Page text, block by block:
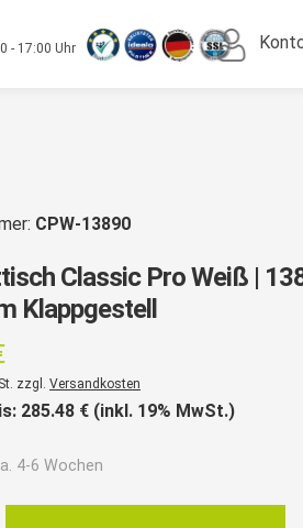
- 17:00 Uhr
CPW-13890
Classic Pro Weiß |
Klappgestell
zzgl. Versandkosten
285.48 € (inkl. 19% MwSt.)
4-6 Wochen